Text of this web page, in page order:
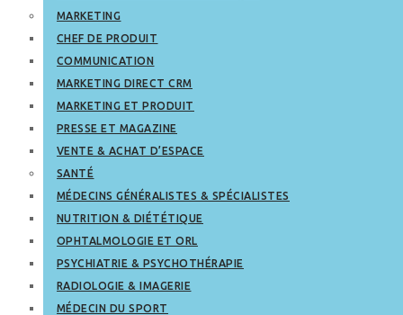
MARKETING
CHEF DE PRODUIT
COMMUNICATION
MARKETING DIRECT CRM
MARKETING ET PRODUIT
PRESSE ET MAGAZINE
VENTE & ACHAT D’ESPACE
SANTÉ
MÉDECINS GÉNÉRALISTES & SPÉCIALISTES
NUTRITION & DIÉTÉTIQUE
OPHTALMOLOGIE ET ORL
PSYCHIATRIE & PSYCHOTHÉRAPIE
RADIOLOGIE & IMAGERIE
MÉDECIN DU SPORT